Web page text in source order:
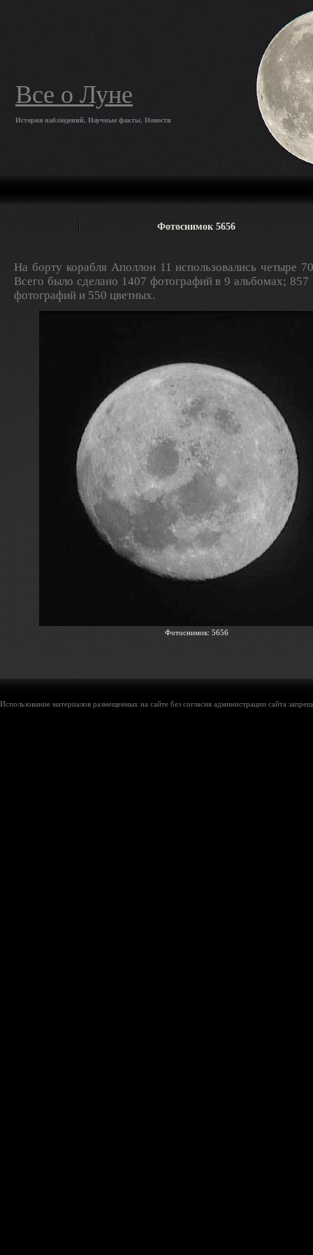
Все о Луне
История наблюдений, Научные факты, Новости
Фотоснимок 5656
На борту корабля Аполлон 11 использовались четыре
Всего было сделано 1407 фотографий в 9 альбомах;
фотографий и 550 цветных.
Фотоснимок: 5656
Использование материалов размещенных на сайте без согласия администрации сайта